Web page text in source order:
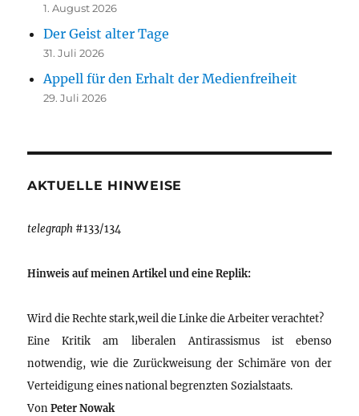
1. August 2026
Der Geist alter Tage
31. Juli 2026
Appell für den Erhalt der Medienfreiheit
29. Juli 2026
AKTUELLE HINWEISE
telegraph #133/134
Hinweis auf meinen Artikel und eine Replik:
Wird die Rechte stark,weil die Linke die Arbeiter verachtet?
Eine Kritik am liberalen Antirassismus ist ebenso
notwendig, wie die Zurückweisung der Schimäre von der
Verteidigung eines national begrenzten Sozialstaats.
VonPeter Nowak